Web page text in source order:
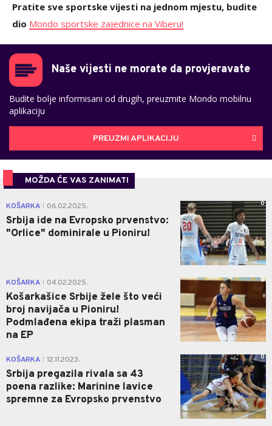
Pratite sve sportske vijesti na jednom mjestu, budite
dio Mondo sportske zajednice na Viberu!
Naše vijesti ne morate da provjeravate
Budite bolje informisani od drugih, preuzmite Mondo mobilnu
aplikaciju
PREUZMI APLIKACIJU
MOŽDA ĆE VAS ZANIMATI
KOŠARKA 06.02.2025.
Srbija ide na Evropsko prvenstvo:
"Orlice" dominirale u Pioniru!
0
KOŠARKA 04.02.2025.
Košarkašice Srbije žele što veći
broj navijača u Pioniru!
Podmlađena ekipa traži plasman
na EP
0
KOŠARKA 12.11.2023.
Srbija pregazila rivala sa 43
poena razlike: Marinine lavice
spremne za Evropsko prvenstvo
0